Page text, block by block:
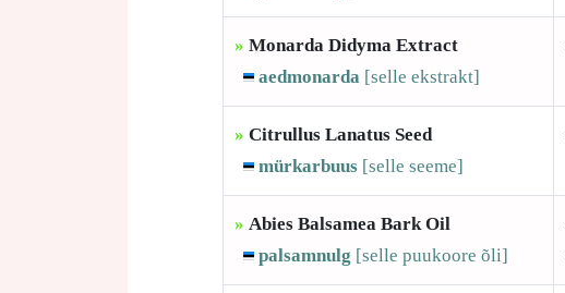
» Monarda Didyma Extract
aedmonarda [selle ekstrakt]
» Citrullus Lanatus Seed
mürkarbuus [selle seeme]
» Abies Balsamea Bark Oil
palsamnulg [selle puukoore õli]